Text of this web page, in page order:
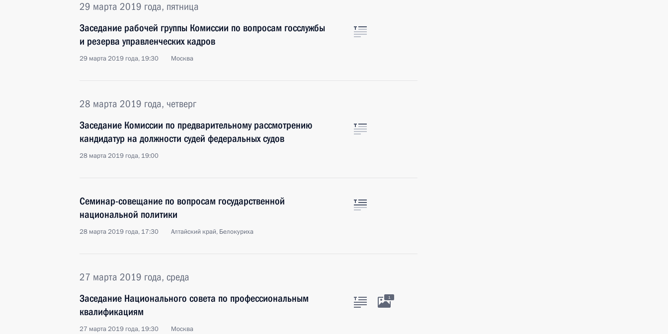
29 марта 2019 года, пятница
Заседание рабочей группы Комиссии по вопросам госслужбы
и резерва управленческих кадров
29 марта 2019 года, 19:30 Москва
28 марта 2019 года, четверг
Заседание Комиссии по предварительному рассмотрению
кандидатур на должности судей федеральных судов
28 марта 2019 года, 19:00
Семинар-совещание по вопросам государственной
национальной политики
28 марта 2019 года, 17:30 Алтайский край, Белокуриха
27 марта 2019 года, среда
Заседание Национального совета по профессиональным
квалификациям
27 марта 2019 года, 19:30 Москва
1